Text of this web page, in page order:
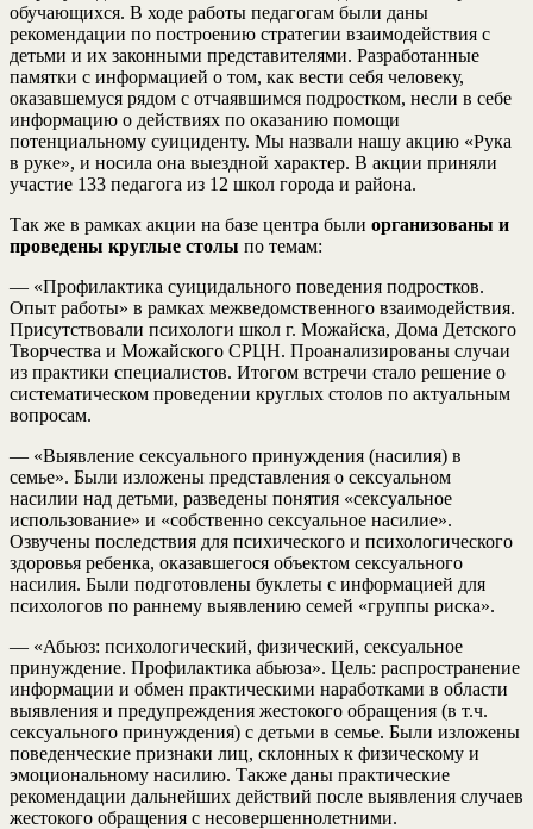
обучающихся. В ходе работы педагогам были даны
рекомендации по построению стратегии взаимодействия с
детьми и их законными представителями. Разработанные
памятки с информацией о том, как вести себя человеку,
оказавшемуся рядом с отчаявшимся подростком, несли в себе
информацию о действиях по оказанию помощи
потенциальному суициденту. Мы назвали нашу акцию «Рука
в руке», и носила она выездной характер. В акции приняли
участие 133 педагога из 12 школ города и района.
Так же в рамках акции на базе центра были организованы и
проведены круглые столы по темам:
— «Профилактика суицидального поведения подростков.
Опыт работы» в рамках межведомственного взаимодействия.
Присутствовали психологи школ г. Можайска, Дома Детского
Творчества и Можайского СРЦН. Проанализированы случаи
из практики специалистов. Итогом встречи стало решение о
систематическом проведении круглых столов по актуальным
вопросам.
— «Выявление сексуального принуждения (насилия) в
семье». Были изложены представления о сексуальном
насилии над детьми, разведены понятия «сексуальное
использование» и «собственно сексуальное насилие».
Озвучены последствия для психического и психологического
здоровья ребенка, оказавшегося объектом сексуального
насилия. Были подготовлены буклеты с информацией для
психологов по раннему выявлению семей «группы риска».
— «Абьюз: психологический, физический, сексуальное
принуждение. Профилактика абьюза». Цель: распространение
информации и обмен практическими наработками в области
выявления и предупреждения жестокого обращения (в т.ч.
сексуального принуждения) с детьми в семье. Были изложены
поведенческие признаки лиц, склонных к физическому и
эмоциональному насилию. Также даны практические
рекомендации дальнейших действий после выявления случаев
жестокого обращения с несовершеннолетними.